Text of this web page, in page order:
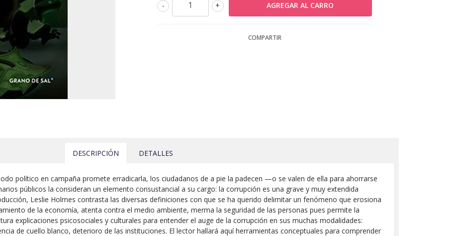
+
-
COMPARTIR
DESCRIPCIÓN DETALLES
político en campaña promete erradicarla, los ciudadanos de a pie la padecen —o se valen de ella para ahorrarse
públicos la consideran un elemento consustancial a su cargo: la corrupción es una grave y muy extendida
Leslie Holmes contrasta las diversas definiciones con que se ha querido delimitar un fenómeno que erosiona
de la economía, atenta contra el medio ambiente, merma la seguridad de las personas pues permite la
explicaciones psicosociales y culturales para entender el auge de la corrupción en sus muchas modalidades:
de cuello blanco, deterioro de las instituciones. El lector hallará aquí herramientas conceptuales para comprender